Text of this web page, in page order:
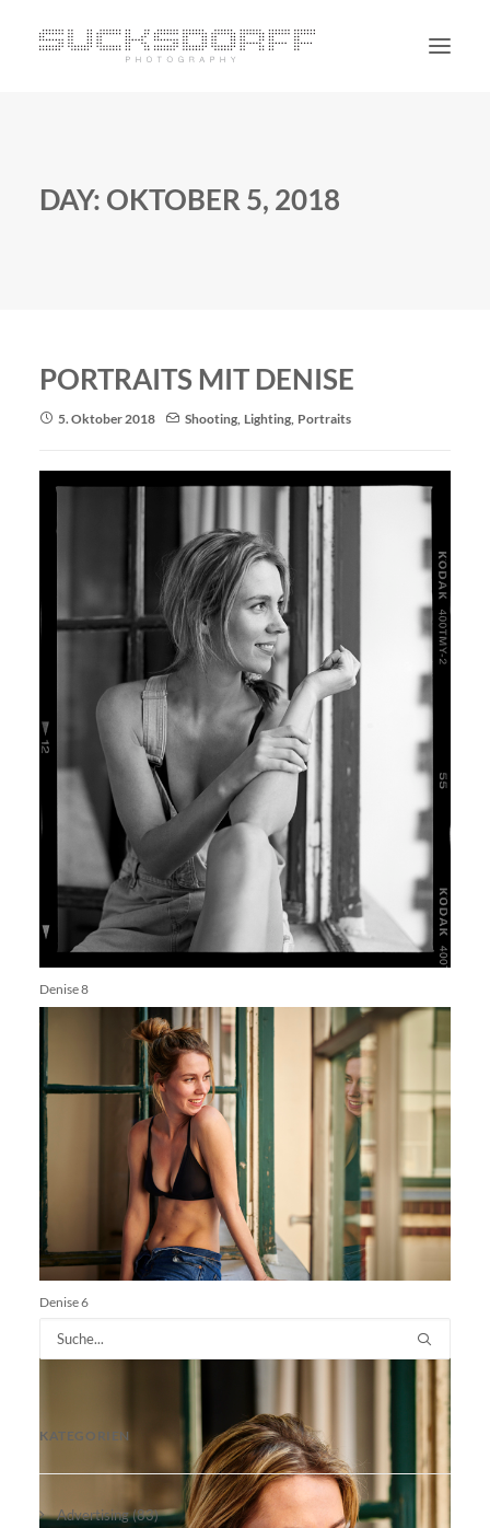
DAY: OKTOBER 5, 2018
PORTRAITS MIT DENISE
5. Oktober 2018 Shooting, Lighting, Portraits
Denise 8
Denise 6
KATEGORIEN
Advertising(83)